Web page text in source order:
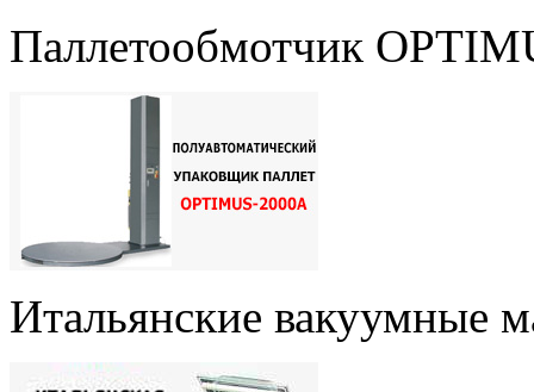
Паллетообмотчик
Итальянские вакуумные